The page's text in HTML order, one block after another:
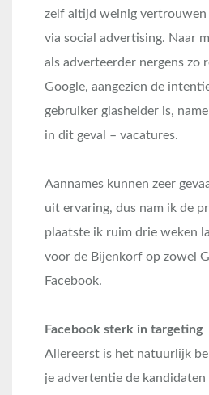
zelf altijd weinig vertrouwen
via social advertising. Naar
als adverteerder nergens zo
Google, aangezien de
gebruiker glashelder is,
in dit geval – vacatures.
Aannames kunnen zeer
uit ervaring, dus nam ik de
plaatste ik ruim drie weken
voor de Bijenkorf op zowel
Facebook.
Facebook sterk in targeting
Allereerst is het natuurlijk
je advertentie de